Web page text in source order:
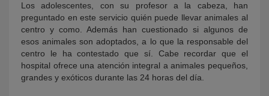
Los adolescentes, con su profesor a la cabeza, han
preguntado en este servicio quién puede llevar animales al
centro y como. Además han cuestionado si algunos de
esos animales son adoptados, a lo que la responsable del
centro le ha contestado que sí. Cabe recordar que el
hospital ofrece una atención integral a animales pequeños,
grandes y exóticos durante las 24 horas del día.